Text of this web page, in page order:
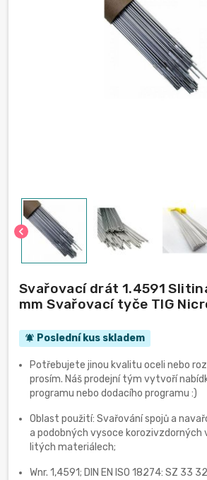
chevron_left
Svařovací drát 1.4591
mm Svařovací tyče TIG
notifications_active Poslední kus skladem
Potřebujete jinou kvalitu oceli nebo
prosím. Náš prodejní tým vytvoří
programu nebo dodacího programu :)
Oblast použití: Svařování spojů a
a podobných vysoce korozivzdorných
litých materiálech;
Wnr. 1,4591; DIN EN ISO 18274: SZ 33